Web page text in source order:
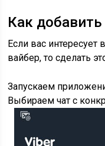
Как
Если вас интересует
вайбер, то сделать
Запускаем
Выбираем чат с